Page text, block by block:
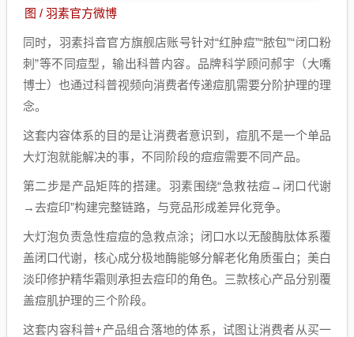
图 / 羽素官方微博
同时，羽素抖音官方旗舰店账号针对“红肿痘”“脓包”“闭口粉
刺”等不同痘型，输出科普内容。品牌科学顾问郝宇（大嘴
博士）也通过科普视频向消费者传递痘肌需要分阶护理的理
念。
这套内容体系的目的是让消费者意识到，痘肌不是一个单品
大灯泡就能解决的事，不同阶段的痘痘需要不同产品。
第二步是产品矩阵的搭建。羽素围绕“急救祛痘→闭口代谢
→去痘印”构建完整链路，与竞品形成差异化竞争。
大灯泡负责急性痘痘的急救点涂；闭口水以无酸酶肽体系覆
盖闭口代谢，核心成分极地酶能够分解老化角质蛋白；美白
淡印修护精华霜则承担去痘印的角色。三款核心产品分别覆
盖痘肌护理的三个阶段。
这套内容科普+产品组合落地的体系，试图让消费者从买一